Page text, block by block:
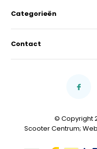
Categorieën
Contact
© Copyright
Scooter Centrum;